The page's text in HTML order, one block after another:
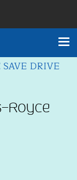
SAVE DRIVE
Royce